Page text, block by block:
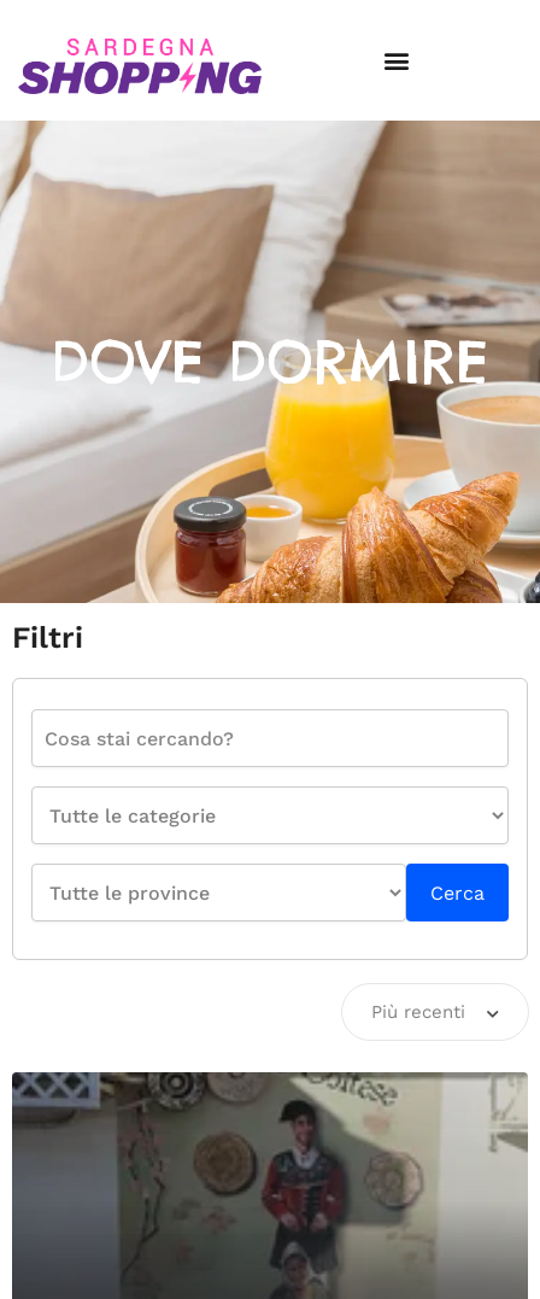
DOVE DORMIRE
Filtri
Cerca
Più recenti